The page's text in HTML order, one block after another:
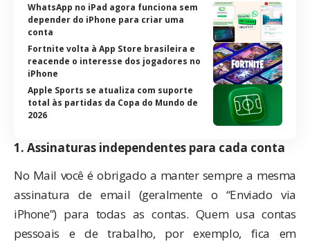
WhatsApp no iPad agora funciona sem
depender do iPhone para criar uma
conta
Fortnite volta à App Store brasileira e
reacende o interesse dos jogadores no
iPhone
Apple Sports se atualiza com suporte
total às partidas da Copa do Mundo de
2026
1. Assinaturas independentes para cada conta
No Mail você é obrigado a manter sempre a mesma
assinatura de email (geralmente o “Enviado via
iPhone”) para todas as contas. Quem usa contas
pessoais e de trabalho, por exemplo, fica em